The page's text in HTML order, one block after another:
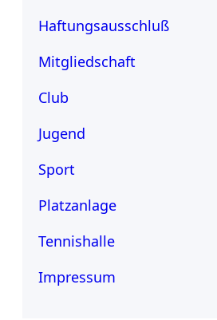
Haftungsausschluß
Mitgliedschaft
Club
Jugend
Sport
Platzanlage
Tennishalle
Impressum